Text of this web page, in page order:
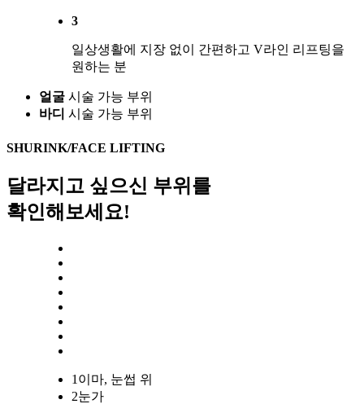
3
일상생활에 지장 없이 간편하고 V라인 리프팅을
원하는 분
얼굴 시술 가능 부위
바디 시술 가능 부위
SHURINK/FACE LIFTING
달라지고 싶으신 부위 를
확인해보세요!
1 이마, 눈썹 위
2눈가